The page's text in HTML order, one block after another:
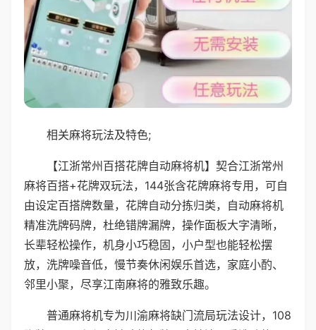
相关麻将玩法及特色;
【江浙常州百搭花牌自动麻将机】契合江浙常州
麻将百搭+花牌双玩法，144张含花牌麻将专用，可自
由设定百搭牌数量，花牌自动分拣归类，自动麻将机
精准洗牌码牌，杜绝错牌漏牌，操作面板大字清晰，
长辈轻松操作，机身小巧稳固，小户型也能轻松摆
放，洗牌噪音低，慢节奏休闲娱乐首选，家庭小酌、
邻里小聚，尽享江南麻将的雅致乐趣。
普通麻将机专为川渝麻将缺门流局玩法设计，108